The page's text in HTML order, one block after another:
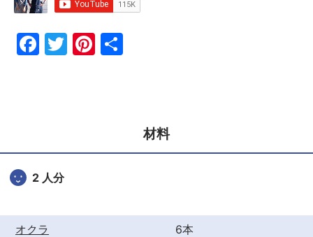
F
o
o
T
Pi
材料
2 人分
オクラ
6本